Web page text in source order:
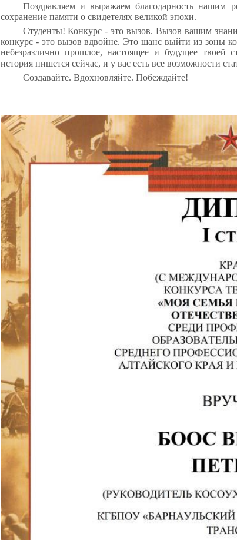
Поздравляем и выражаем благодарность нашим
сохранение памяти о свидетелях великой эпохи.
Студенты! Конкурс - это вызов. Вызов вашим
конкурс - это вызов вдвойне. Это шанс выйти из зоны
небезразлично прошлое, настоящее и будущее твоей
история пишется сейчас, и у вас есть все возможности
Создавайте. Вдохновляйте. Побеждайте!